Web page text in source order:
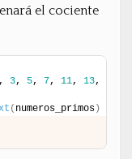
el cociente
, 3, 5, 7, 11, 13
( numeros_primos )